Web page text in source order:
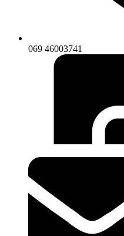
069 46003741